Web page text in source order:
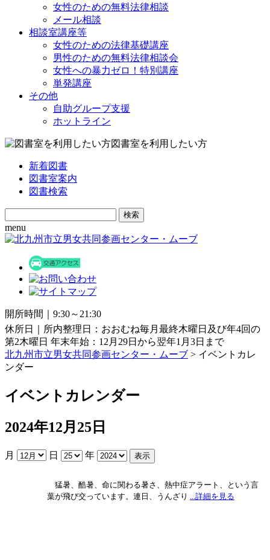
女性のための無料法律相談
メール相談
相談室講座等
女性のための法律基礎講座
男性のための無料法律相談会
女性への暴力ゼロ！特別講座
単発講座
その他
自助グループ支援
ホットライン
図書室を利用したい方
新着図書
図書室案内
図書検索
Search
for:
menu
開所時間｜9:30～21:30
休所日｜所内整理日：おおむね毎月最終木曜日及び年4回の
第2木曜日 年末年始：12月29日から翌年1月3日まで
北九州市立男女共同参画センター・ムーブ > イベントカレ
ンダー
イベントカレンダー
2024年12月25日
月 日 年
猛暑、酷暑、命に関わる暑さ、熱中症アラート、という言
葉が飛び交っています。連日、うんざり
...詳細を見る